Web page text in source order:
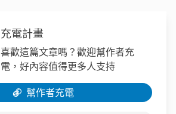
充電計畫
喜歡這篇文章嗎？歡迎幫作者充
電，好內容值得更多人支持
幫作者充電